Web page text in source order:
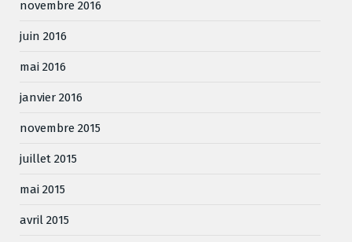
novembre 2016
juin 2016
mai 2016
janvier 2016
novembre 2015
juillet 2015
mai 2015
avril 2015